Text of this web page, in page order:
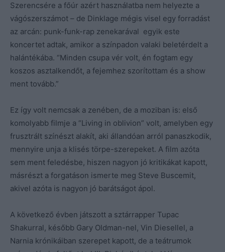
Szerencsére a főúr azért használatba nem helyezte a
vágószerszámot – de Dinklage mégis visel egy forradást
az arcán: punk-funk-rap zenekarával egyik este
koncertet adtak, amikor a színpadon valaki beletérdelt a
halántékába. “Minden csupa vér volt, én fogtam egy
koszos asztalkendőt, a fejemhez szorítottam és a show
ment tovább.”
Ez így volt nemcsak a zenében, de a moziban is: első
komolyabb filmje a “Living in oblivion” volt, amelyben egy
frusztrált színészt alakít, aki állandóan arról panaszkodik,
mennyire unja a klisés törpe-szerepeket. A film azóta
sem ment feledésbe, hiszen nagyon jó kritikákat kapott,
másrészt a forgatáson ismerte meg Steve Buscemit,
akivel azóta is nagyon jó barátságot ápol.
A következő évben játszott a sztárrapper Tupac
Shakurral, később Gary Oldman-nel, Vin Diesellel, a
Narnia krónikáiban szerepet kapott, de a teátrumok